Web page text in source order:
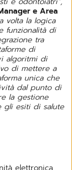
e Area
volta la logica
funzionalità di
tra
di
algoritmi di
di mettere a
unica che
dal punto di
la gestione
gli esiti di salute